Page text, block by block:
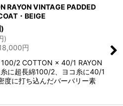
RAYON VINTAGE PADDED
・BEIGE
)
円
2 COTTON × 40/1 RAYON
糸に超長綿100/2、ヨコ糸に40/1
度に打ち込んだバーバリー素